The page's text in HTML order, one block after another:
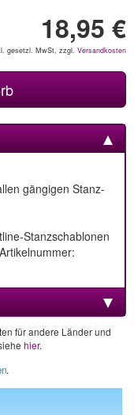
18,95 €
gesetzl. MwSt, zzgl. Versandkosten
gängigen Stanz-
Stanzschablonen
für andere Länder und
hier.
.